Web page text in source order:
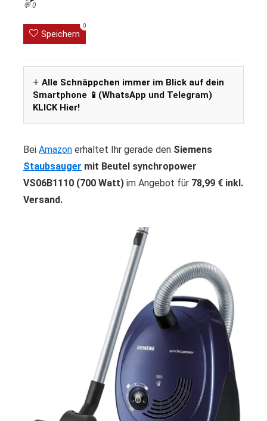
💬0
Speichern
0
Alle Schnäppchen immer im Blick auf dein
Smartphone 📱(WhatsApp und Telegram)
KLICK Hier!
Bei Amazon erhaltet Ihr gerade den Siemens
Staubsauger mit Beutel synchropower
VS06B1110 (700 Watt) im Angebot für 78,99 € inkl.
Versand.